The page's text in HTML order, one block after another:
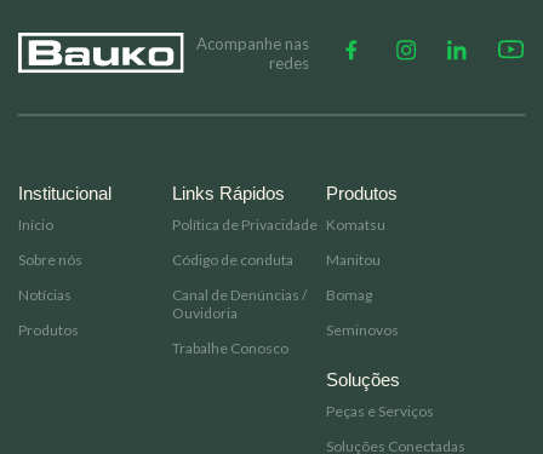
Acompanhe nas
redes
Institucional
Início
Sobre nós
Notícias
Produtos
Links Rápidos
Política de Privacidade
Código de conduta
Canal de Denúncias /
Ouvidoria
Trabalhe Conosco
Produtos
Komatsu
Manitou
Bomag
Seminovos
Soluções
Peças e Serviços
Soluções Conectadas